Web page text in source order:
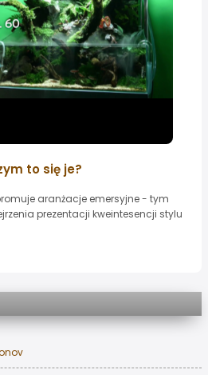
to się je?
aranżacje emersyjne - tym
prezentacji kweintesencji stylu